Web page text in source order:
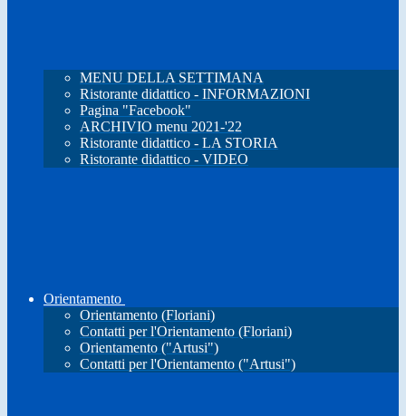
MENU DELLA SETTIMANA
Ristorante didattico - INFORMAZIONI
Pagina "Facebook"
ARCHIVIO menu 2021-'22
Ristorante didattico - LA STORIA
Ristorante didattico - VIDEO
Orientamento
Orientamento (Floriani)
Contatti per l'Orientamento (Floriani)
Orientamento ("Artusi")
Contatti per l'Orientamento ("Artusi")